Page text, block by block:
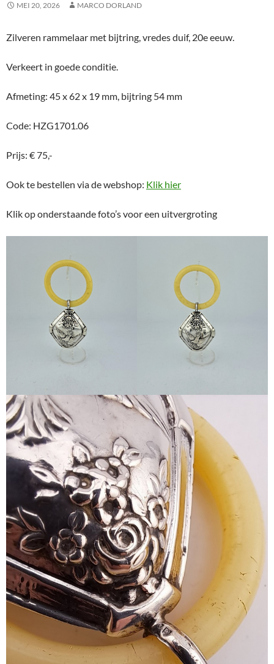
MEI 20, 2026 MARCO DORLAND
Zilveren rammelaar met bijtring, vredes duif, 20e eeuw.
Verkeert in goede conditie.
Afmeting: 45 x 62 x 19 mm, bijtring 54 mm
Code: HZG1701.06
Prijs: € 75,-
Ook te bestellen via de webshop: Klik hier
Klik op onderstaande foto’s voor een uitvergroting